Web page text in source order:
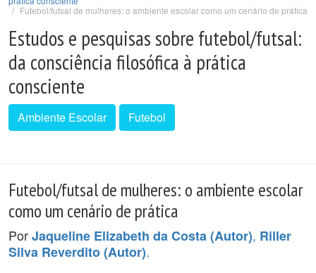
Futebol/futsal de mulheres: o ambiente escolar como um cenário de prática
Estudos e pesquisas sobre futebol/futsal:
da consciência filosófica à prática
consciente
Ambiente Escolar Futebol
Futebol/futsal de mulheres: o ambiente escolar
como um cenário de prática
PorJaqueline Elizabeth da Costa (Autor), Riller
Silva Reverdito (Autor).